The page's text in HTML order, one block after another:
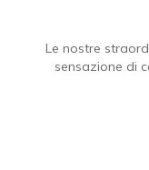
Le nostre
sensazione di